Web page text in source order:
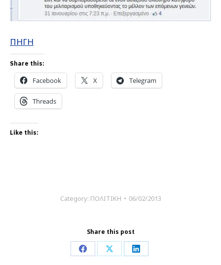
ΠΗΓΗ
Share this:
Facebook X Telegram
Threads
Like this:
Category: ΠΟΛΙΤΙΚΗ 06/02/2013
Share this post
Share Share Share